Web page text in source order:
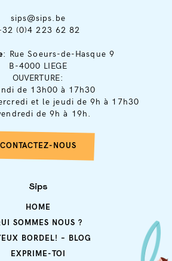
sips@sips.be
(0)4 223 62 82
: Rue Soeurs-de-Hasque 9
B-4000 LIEGE
OUVERTURE:
de 13h00 à 17h30
et le jeudi de 9h à 17h30
de 9h à 19h.
CONTACTEZ-NOUS
Sips
HOME
SOMMES NOUS ?
BORDEL! – BLOG
EXPRIME-TOI